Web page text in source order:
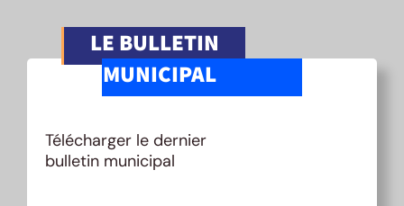
LE BULLETIN
MUNICIPAL
Télécharger le dernier
bulletin municipal